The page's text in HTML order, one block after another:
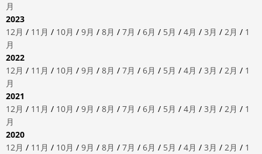
月
2023
12月 / 11月 / 10月 / 9月 / 8月 / 7月 / 6月 / 5月 / 4月 / 3月 / 2月 / 1
月
2022
12月 / 11月 / 10月 / 9月 / 8月 / 7月 / 6月 / 5月 / 4月 / 3月 / 2月 / 1
月
2021
12月 / 11月 / 10月 / 9月 / 8月 / 7月 / 6月 / 5月 / 4月 / 3月 / 2月 / 1
月
2020
12月 / 11月 / 10月 / 9月 / 8月 / 7月 / 6月 / 5月 / 4月 / 3月 / 2月 / 1